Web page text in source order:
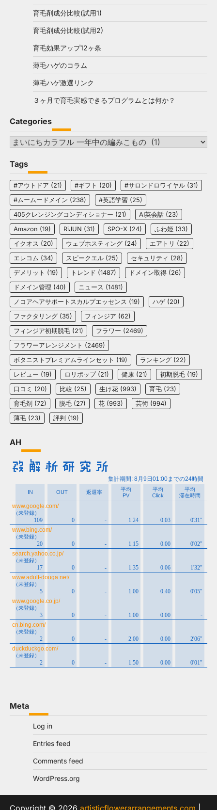
育毛剤成分比較(試用1)
育毛剤成分比較(試用2)
育毛効果アップ12ヶ条
薄毛ハゲのコラム
薄毛ハゲ激選リンク
３ヶ月で育毛実感できるプログラムとは何か？
Categories
Categories
Tags
#アウトドア (21) #ギフト (20) #サロンドロワイヤル (31)
#ムームードメイン (238) #英語学習 (25)
405クレンジングコンディショナー (21) AI英会話 (23)
Amazon (19) RiJUN (31) SPO-X (24) ふわ姫 (33)
イクオス (20) ウェブホスティング (24) エアトリ (22)
エレコム (34) スピークエル (25) セキュリティ (28)
デメリット (19) トレンド (1487) ドメイン取得 (26)
ドメイン管理 (40) ニュース (1481)
ノコアヘアサポートスカルプエッセンス (19) ハゲ (20)
ファクタリング (35) フィンジア (62)
フィンジア初期脱毛 (21) フラワー (2469)
フラワーアレンジメント (2469)
ボタニストプレミアムラインセット (19) ランキング (22)
レビュー (19) ロリポップ(21) 健康 (21) 初期脱毛 (19)
口コミ (20) 比較 (25) 生け花 (993) 育毛 (23)
育毛剤 (72) 脱毛 (27) 花 (993) 芸術 (994)
薄毛 (23) 評判 (19)
AH
Meta
Log in
Entries feed
Comments feed
WordPress.org
Copyright © 2026 artisticflowerarrangements.com